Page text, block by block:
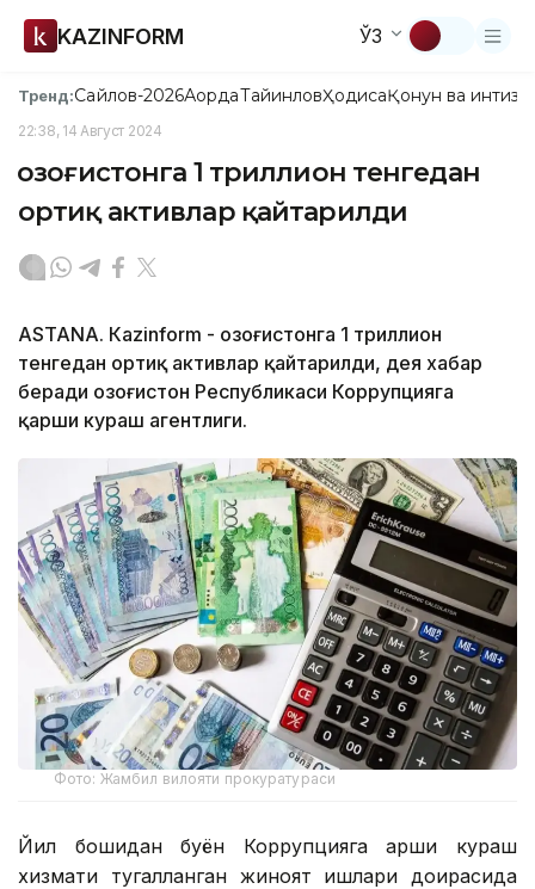
KAZINFORM ЎЗ
Тренд:Сайлов-2026АқордаТайинловҲодисаҚонун ва
22:38, 14 Август 2024
Қозоғистонга 1 триллион тенгедан
ортиқ активлар қайтарилди
ASTANА. Кazinform - Қозоғистонга 1 триллион
тенгедан ортиқ активлар қайтарилди, дея хабар
беради Қозоғистон Республикаси Коррупцияга
қарши кураш агентлиги.
Фото: Жамбил вилояти прокуратураси
Йил бошидан буён Коррупцияга қарши кураш
хизмати тугалланган жиноят ишлари доирасида